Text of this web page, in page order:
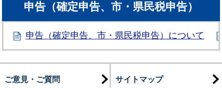
申告（確定申告、市・県民税申告）
申告（確定申告、市・県民税申告）について
ご意見・ご質問 サイトマップ